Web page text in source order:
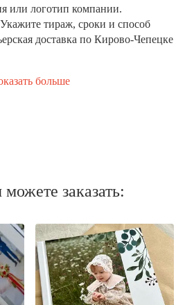
или логотип компании.
Укажите тираж, сроки и способ
доставка по Кирово-Чепецке
больше
заказать: